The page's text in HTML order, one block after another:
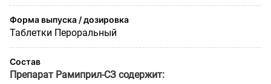
Форма выпуска / дозировка
Таблетки Пероральный
Состав
Препарат Рамиприл-СЗ содержит: